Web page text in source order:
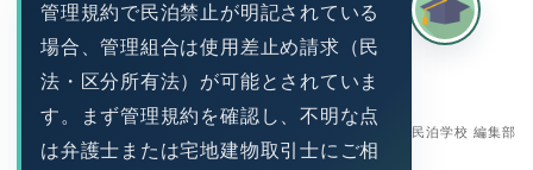
民泊学校 編集部
管理規約で民泊禁止が明記されている
場合、管理組合は使用差止め請求（民
法・区分所有法）が可能とされていま
す。まず管理規約を確認し、不明な点
は弁護士または宅地建物取引士にご相